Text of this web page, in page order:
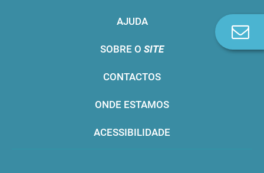
AJUDA
SOBRE O SITE
CONTACTOS
ONDE ESTAMOS
ACESSIBILIDADE